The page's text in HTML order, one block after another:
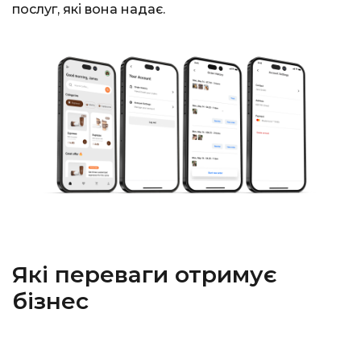
послуг, які вона надає.
Які переваги отримує
бізнес